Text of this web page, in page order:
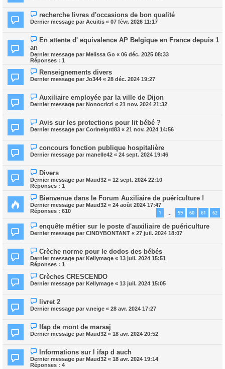
recherche livres d'occasions de bon qualité
Dernier message par Acuitis « 07 févr. 2026 11:17
En attente d' equivalence AP Belgique en France depuis 1
an
Dernier message par Melissa Go « 06 déc. 2025 08:33
Réponses : 1
Renseignements divers
Dernier message par Jo344 « 28 déc. 2024 19:27
Auxiliaire employée par la ville de Dijon
Dernier message par Nonocricri « 21 nov. 2024 21:32
Avis sur les protections pour lit bébé ?
Dernier message par Corinelgrd83 « 21 nov. 2024 14:56
concours fonction publique hospitalière
Dernier message par manelle42 « 24 sept. 2024 19:46
Divers
Dernier message par Maud32 « 12 sept. 2024 22:10
Réponses : 1
Bienvenue dans le Forum Auxiliaire de puériculture !
Dernier message par Maud32 « 24 août 2024 17:47
Réponses : 610 1 59 60 61 62
enquête métier sur le poste d'auxiliaire de puériculture
Dernier message par CINDYBONTANT « 27 juil. 2024 18:07
Crèche norme pour le dodos des bébés
Dernier message par Kellymage « 13 juil. 2024 15:51
Réponses : 1
Crèches CRESCENDO
Dernier message par Kellymage « 13 juil. 2024 15:05
livret 2
Dernier message par v.neige « 28 avr. 2024 17:27
Ifap de mont de marsaj
Dernier message par Maud32 « 18 avr. 2024 20:52
Informations sur l ifap d auch
Dernier message par Maud32 « 18 avr. 2024 19:14
Réponses : 4